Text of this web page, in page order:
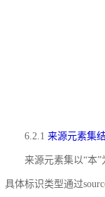
6.2.1 来源元素集
来源元素集以“本
具体标识类型通过